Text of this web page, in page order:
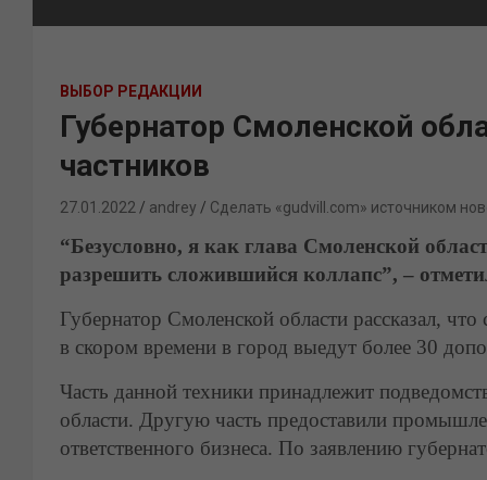
ВЫБОР РЕДАКЦИИ
Губернатор Смоленской
частников
27.01.2022 andrey Сделать «gudvill.com» источником
“Безусловно, я как глава Смоленской
разрешить сложившийся коллапс”, –
Губернатор Смоленской области рассказал,
в скором времени в город выедут более 30
Часть данной техники принадлежит
области. Другую часть предоставили
ответственного бизнеса. По заявлению